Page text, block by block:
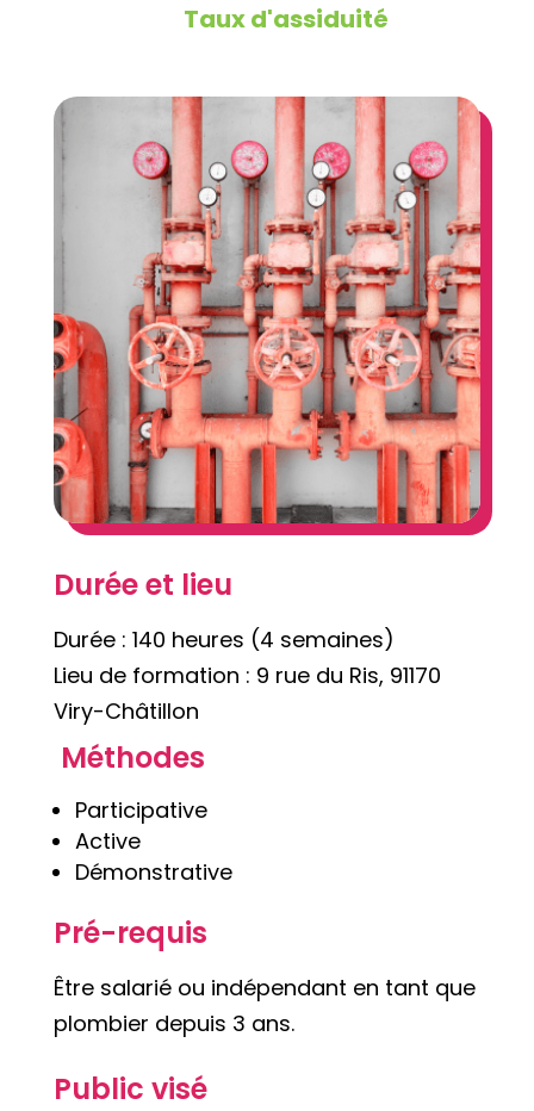
Taux d'assiduité
Durée et lieu
Durée : 140 heures (4 semaines)
Lieu de formation : 9 rue du Ris, 91170
Viry-Châtillon
Méthodes
Participative
Active
Démonstrative
Pré-requis
Être salarié ou indépendant en tant que
plombier depuis 3 ans.
Public visé